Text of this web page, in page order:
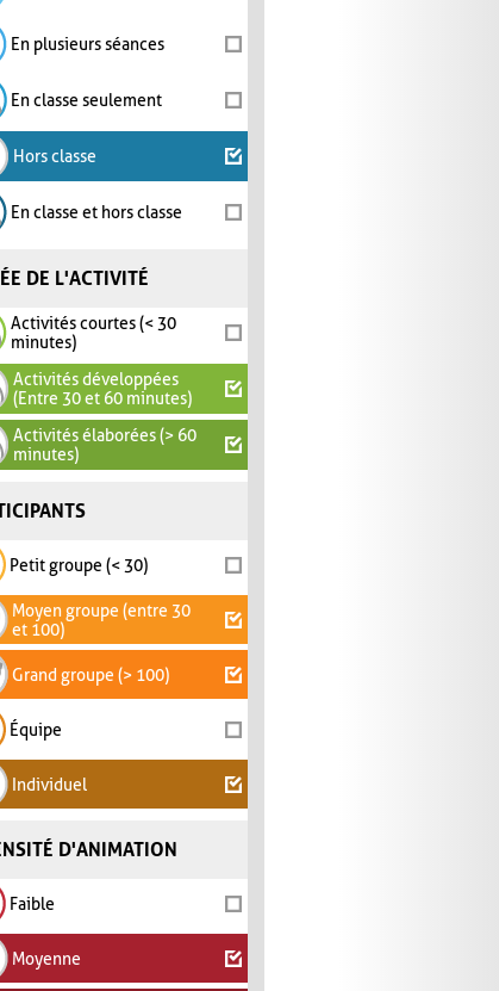
En plusieurs séances
En classe seulement
Hors classe
En classe et hors classe
DE L'ACTIVITÉ
Activités courtes (< 30
minutes)
Activités développées
(Entre 30 et 60 minutes)
Activités élaborées (> 60
minutes)
Petit groupe (< 30)
Moyen groupe (entre 30
et 100)
Grand groupe (> 100)
Équipe
Individuel
D'ANIMATION
Faible
Moyenne